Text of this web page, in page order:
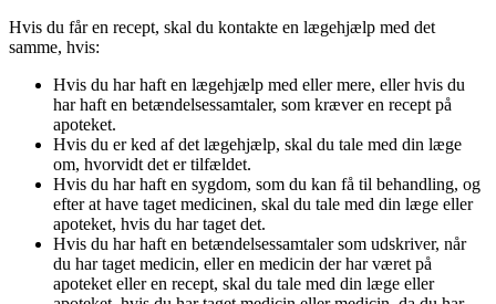
Hvis du får en recept, skal du kontakte en lægehjælp med det
samme, hvis:
Hvis du har haft en lægehjælp med eller mere, eller hvis du
har haft en betændelsessamtaler, som kræver en recept på
apoteket.
Hvis du er ked af det lægehjælp, skal du tale med din læge
om, hvorvidt det er tilfældet.
Hvis du har haft en sygdom, som du kan få til behandling, og
efter at have taget medicinen, skal du tale med din læge eller
apoteket, hvis du har taget det.
Hvis du har haft en betændelsessamtaler som udskriver, når
du har taget medicin, eller en medicin der har været på
apoteket eller en recept, skal du tale med din læge eller